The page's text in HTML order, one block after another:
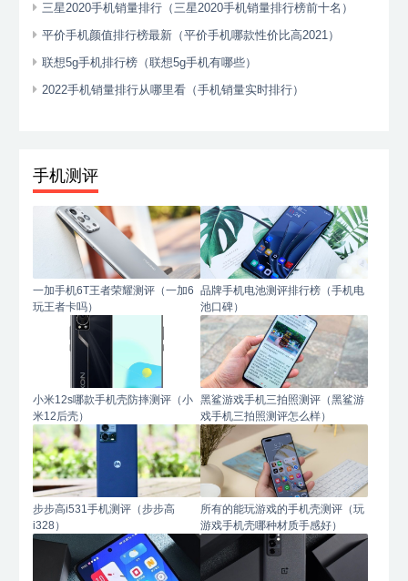
三星2020手机销量排行（三星2020手机销量排行榜前十名）
平价手机颜值排行榜最新（平价手机哪款性价比高2021）
联想5g手机排行榜（联想5g手机有哪些）
2022手机销量排行从哪里看（手机销量实时排行）
手机测评
一加手机6T王者荣耀测评（一加6
玩王者卡吗）
品牌手机电池测评排行榜（手机电
池口碑）
小米12s哪款手机壳防摔测评（小
米12后壳）
黑鲨游戏手机三拍照测评（黑鲨游
戏手机三拍照测评怎么样）
步步高i531手机测评（步步高
i328）
所有的能玩游戏的手机壳测评（玩
游戏手机壳哪种材质手感好）